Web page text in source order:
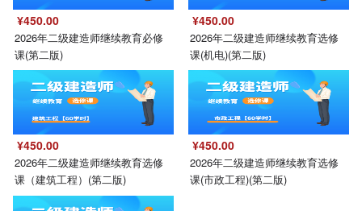
¥450.00
2026年二级建造师继续教育必修
课(第二版)
¥450.00
2026年二级建造师继续教育选修
课(机电)(第二版)
¥450.00
2026年二级建造师继续教育选修
课（建筑工程）(第二版)
¥450.00
2026年二级建造师继续教育选修
课(市政工程)(第二版)